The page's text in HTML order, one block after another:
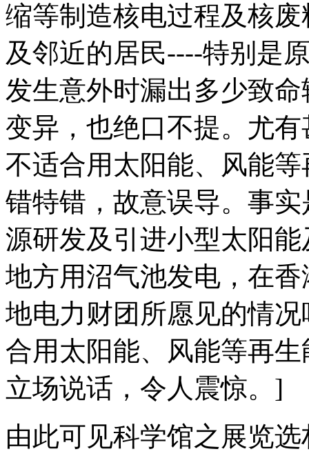
缩等制造核电过程及核
及邻近的居民----特别是
发生意外时漏出多少致
变异，也绝口不提。尤
不适合用太阳能、风能
错特错，故意误导。事
源研发及引进小型太阳
地方用沼气池发电，在
地电力财团所愿见的情
合用太阳能、风能等再
立场说话，令人震惊。 ]
由此可见科学馆之展览